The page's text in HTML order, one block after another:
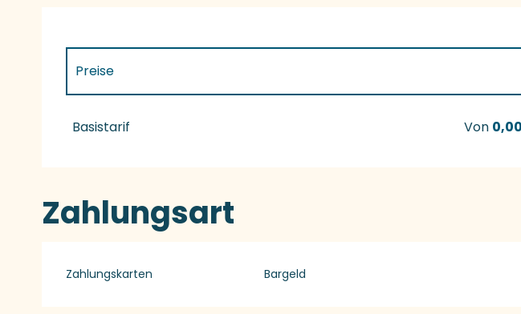
Preise
Preise 2027
Basistarif Von
Zahlungsart
Zahlungskarten Bargeld